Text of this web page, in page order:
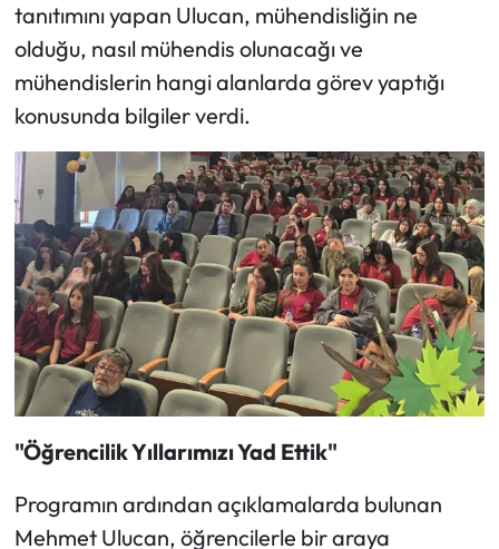
tanıtımını yapan Ulucan, mühendisliğin ne
olduğu, nasıl mühendis olunacağı ve
mühendislerin hangi alanlarda görev yaptığı
konusunda bilgiler verdi.
"Öğrencilik Yıllarımızı Yad Ettik"
Programın ardından açıklamalarda bulunan
Mehmet Ulucan, öğrencilerle bir araya
Oğuzlar Haberleri
Ortaköy Haberleri
Osmancık Haberleri
Otomotiv
Resmi İlan
Resmi Reklam
Sağlık